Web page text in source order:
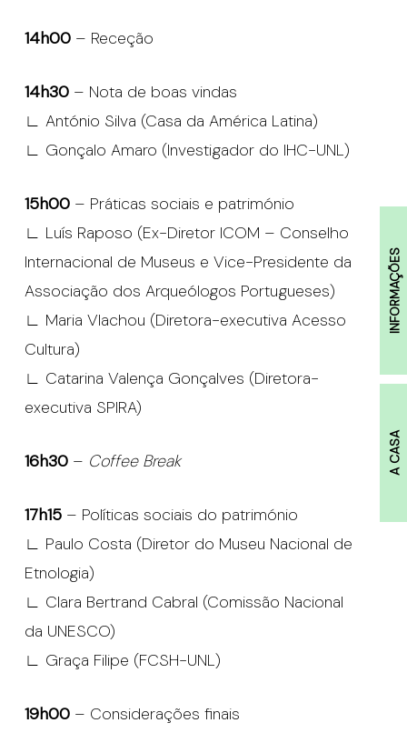
INFORMAÇÕES
A CASA
14h00– Receção
14h30– Nota de boas vindas
∟ António Silva (Casa da América Latina)
∟ Gonçalo Amaro (Investigador do IHC-UNL)
15h00– Práticas sociais e património
∟ Luís Raposo (Ex-Diretor ICOM – Conselho
Internacional de Museus e Vice-Presidente da
Associação dos Arqueólogos Portugueses)
∟ Maria Vlachou (Diretora-executiva Acesso
Cultura)
∟ Catarina Valença Gonçalves (Diretora-
executiva SPIRA)
16h30– Coffee Break
17h15– Políticas sociais do património
∟ Paulo Costa (Diretor do Museu Nacional de
Etnologia)
∟ Clara Bertrand Cabral (Comissão Nacional
da UNESCO)
∟ Graça Filipe (FCSH-UNL)
19h00– Considerações finais